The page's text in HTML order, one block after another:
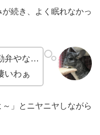
続き、よく眠れなかっ
弁やな…
いわぁ
」とニヤニヤしながら